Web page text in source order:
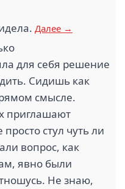
Далее →
для себя решение
Сидишь как
смысле.
приглашают
стул чуть ли
вопрос, как
явно были
Не знаю,